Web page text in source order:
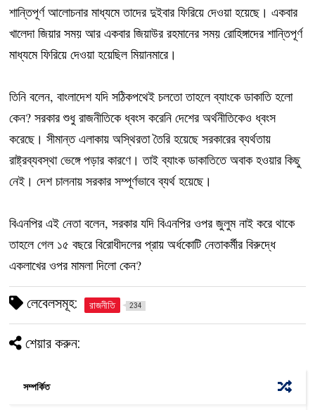
শান্তিপূর্ণ আলোচনার মাধ্যমে তাদের দুইবার ফিরিয়ে দেওয়া হয়েছে। একবার
খালেদা জিয়ার সময় আর একবার জিয়াউর রহমানের সময় রোহিঙ্গাদের শান্তিপূর্ণ
মাধ্যমে ফিরিয়ে দেওয়া হয়েছিল মিয়ানমারে।
তিনি বলেন, বাংলাদেশ যদি সঠিকপথেই চলতো তাহলে ব্যাংকে ডাকাতি হলো
কেন? সরকার শুধু রাজনীতিকে ধ্বংস করেনি দেশের অর্থনীতিকেও ধ্বংস
করেছে। সীমান্ত এলাকায় অস্থিরতা তৈরি হয়েছে সরকারের ব্যর্থতায়
রাষ্ট্রব্যবস্থা ভেঙ্গে পড়ার কারণে। তাই ব্যাংক ডাকাতিতে অবাক হওয়ার কিছু
নেই। দেশ চালনায় সরকার সম্পূর্ণভাবে ব্যর্থ হয়েছে।
বিএনপির এই নেতা বলেন, সরকার যদি বিএনপির ওপর জুলুম নাই করে থাকে
তাহলে গেল ১৫ বছরে বিরোধীদলের প্রায় অর্ধকোটি নেতাকর্মীর বিরুদ্ধে
একলাখের ওপর মামলা দিলো কেন?
লেবেলসমূহ: রাজনীতি 234
শেয়ার করুন:
সম্পর্কিত